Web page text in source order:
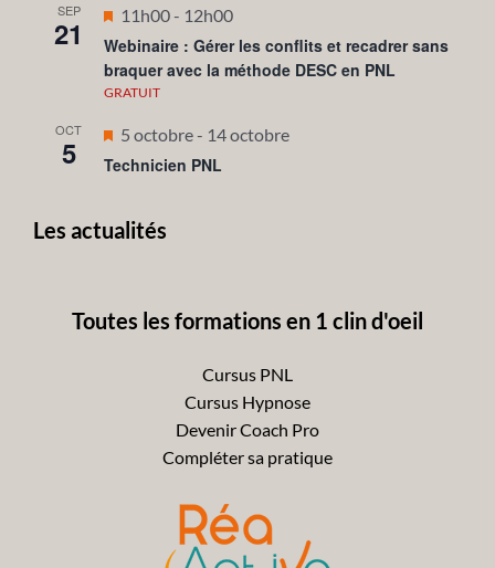
SEP
21
Mis
en
avant
11h00- 12h00
Webinaire : Gérer les conflits et recadrer sans
braquer avec la méthode DESC en PNL
GRATUIT
OCT
5
Mis
en
5 octobre- 14 octobre
Technicien PNL
Les actualités
Toutes les formations en 1 clin d'oeil
Cursus PNL
Cursus Hypnose
Devenir Coach Pro
Compléter sa pratique